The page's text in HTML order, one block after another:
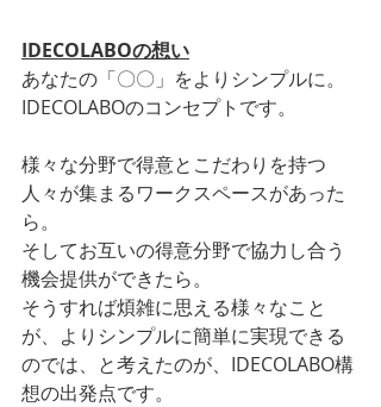
IDECOLABOの想い
あなたの「〇〇」をよりシンプルに。
IDECOLABOのコンセプトです。
様々な分野で得意とこだわりを持つ
人々が集まるワークスペースがあった
ら。
そしてお互いの得意分野で協力し合う
機会提供ができたら。
そうすれば煩雑に思える様々なこと
が、よりシンプルに簡単に実現できる
のでは、と考えたのが、IDECOLABO構
想の出発点です。